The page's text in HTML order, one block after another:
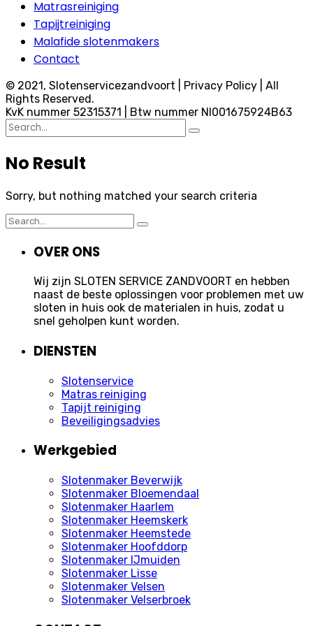
Matrasreiniging
Tapijtreiniging
Malafide slotenmakers
Contact
© 2021, Slotenservicezandvoort | Privacy Policy | All
Rights Reserved.
KvK nummer 52315371 | Btw nummer Nl001675924B63
Search
for:
No Result
Sorry, but nothing matched your search criteria
Search
for:
OVER ONS
Wij zijn SLOTEN SERVICE ZANDVOORT en hebben
naast de beste oplossingen voor problemen met uw
sloten in huis ook de materialen in huis, zodat u
snel geholpen kunt worden.
DIENSTEN
Slotenservice
Matras reiniging
Tapijt reiniging
Beveiligingsadvies
Werkgebied
Slotenmaker Beverwijk
Slotenmaker Bloemendaal
Slotenmaker Haarlem
Slotenmaker Heemskerk
Slotenmaker Heemstede
Slotenmaker Hoofddorp
Slotenmaker IJmuiden
Slotenmaker Lisse
Slotenmaker Velsen
Slotenmaker Velserbroek